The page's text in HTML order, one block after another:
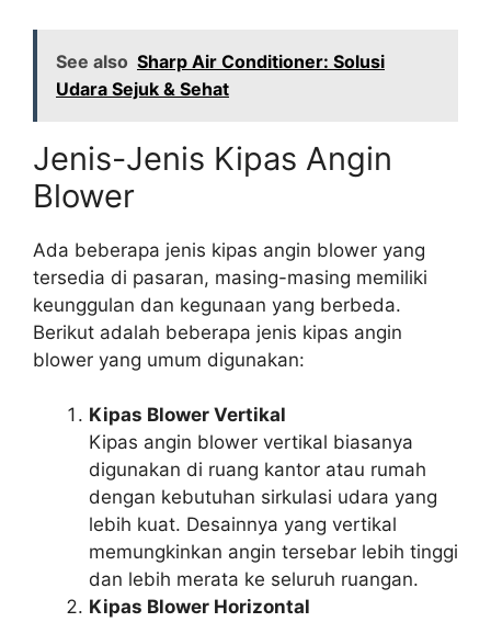
See also Sharp Air Conditioner: Solusi
Udara Sejuk & Sehat
Jenis-Jenis Kipas Angin
Blower
Ada beberapa jenis kipas angin blower yang
tersedia di pasaran, masing-masing memiliki
keunggulan dan kegunaan yang berbeda.
Berikut adalah beberapa jenis kipas angin
blower yang umum digunakan:
Kipas Blower Vertikal
Kipas angin blower vertikal biasanya
digunakan di ruang kantor atau rumah
dengan kebutuhan sirkulasi udara yang
lebih kuat. Desainnya yang vertikal
memungkinkan angin tersebar lebih tinggi
dan lebih merata ke seluruh ruangan.
Kipas Blower Horizontal